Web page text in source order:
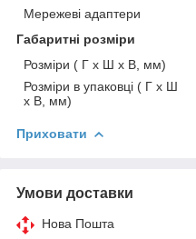
Мережеві адаптери
Габаритні розміри
Розміри ( Г х Ш х В, мм)
Розміри в упаковці ( Г х Ш
х В, мм)
Приховати
Умови доставки
Нова Пошта